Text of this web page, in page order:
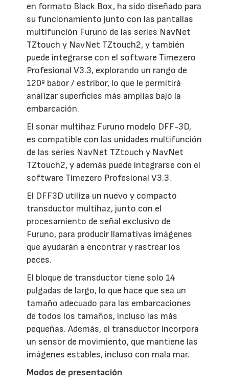
en formato Black Box, ha sido diseñado para
su funcionamiento junto con las pantallas
multifunción Furuno de las series NavNet
TZtouch y NavNet TZtouch2, y también
puede integrarse con el software Timezero
Profesional V3.3, explorando un rango de
120º babor / estribor, lo que le permitirá
analizar superficies más amplias bajo la
embarcación.
El sonar multihaz Furuno modelo DFF-3D,
es compatible con las unidades multifunción
de las series NavNet TZtouch y NavNet
TZtouch2, y además puede integrarse con el
software Timezero Profesional V3.3.
El DFF3D utiliza un nuevo y compacto
transductor multihaz, junto con el
procesamiento de señal exclusivo de
Furuno, para producir llamativas imágenes
que ayudarán a encontrar y rastrear los
peces.
El bloque de transductor tiene solo 14
pulgadas de largo, lo que hace que sea un
tamaño adecuado para las embarcaciones
de todos los tamaños, incluso las más
pequeñas. Además, el transductor incorpora
un sensor de movimiento, que mantiene las
imágenes estables, incluso con mala mar.
Modos de presentación